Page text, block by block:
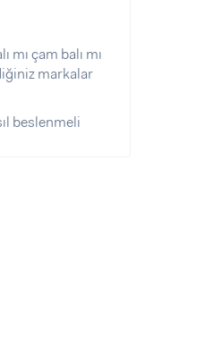
mı çam balı mı
markalar
beslenmeli